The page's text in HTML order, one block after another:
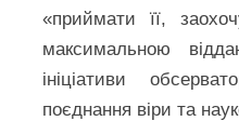
«приймати її,
максимальною
ініціативи
поєднання віри та